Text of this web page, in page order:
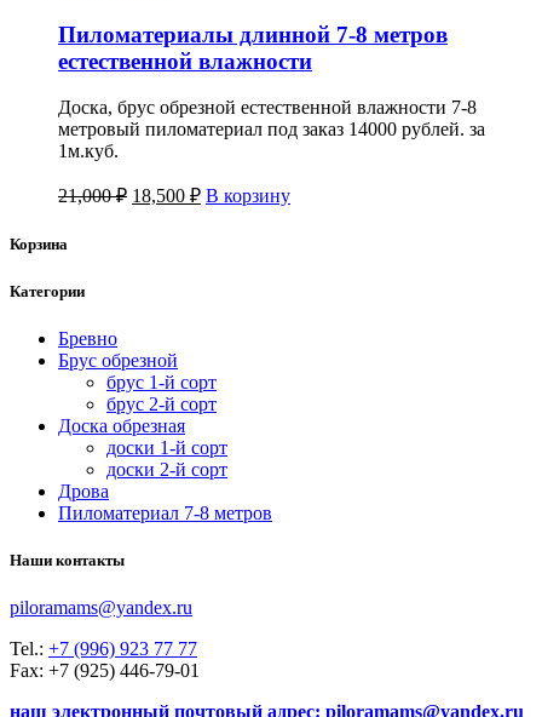
Пиломатериалы длинной 7-8 метров
естественной влажности
Доска, брус обрезной естественной влажности 7-8
метровый пиломатериал под заказ 14000 рублей. за
1м.куб.
21,000₽ 18,500 ₽ В корзину
Корзина
Категории
Бревно
Брус обрезной
брус 1-й сорт
брус 2-й сорт
Доска обрезная
доски 1-й сорт
доски 2-й сорт
Дрова
Пиломатериал 7-8 метров
Наши контакты
piloramams@yandex.ru
Tel.: +7 (996) 923 77 77
Fax: +7 (925) 446-79-01
наш электронный почтовый адрес: piloramams@yandex.ru